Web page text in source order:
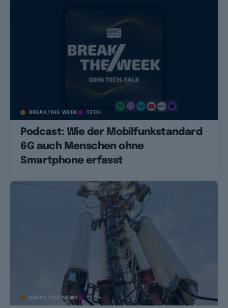
BREAK/THE WEEK TECH
Podcast: Wie der Mobilfunkstandard
6G auch Menschen ohne
Smartphone erfasst
BREAK/THE NEWS TECH